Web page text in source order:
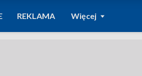
REKLAMA Więcej